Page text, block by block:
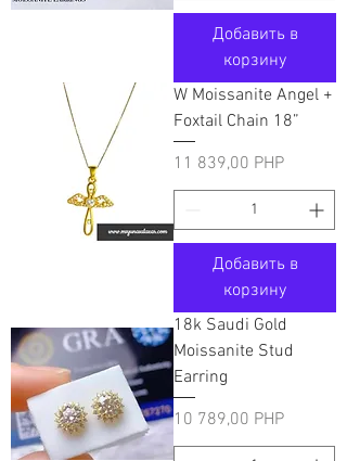
Добавить в
корзину
W Moissanite Angel +
Foxtail Chain 18”
Цена
11 839,00 PHP
Добавить в
корзину
18k Saudi Gold
Moissanite Stud
Earring
Цена
10 789,00 PHP